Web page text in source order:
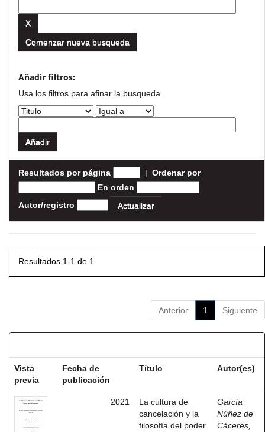
Comenzar nueva busqueda
Añadir filtros:
Usa los filtros para afinar la busqueda.
Resultados por página | Ordenar por
En orden
Autor/registro
Resultados 1-1 de 1.
Anterior 1 Siguiente
Vista
previa
Fecha de
publicación
Título Autor(es)
2021
La cultura de
cancelación y la
filosofía del poder
García
Núñez de
Cáceres,